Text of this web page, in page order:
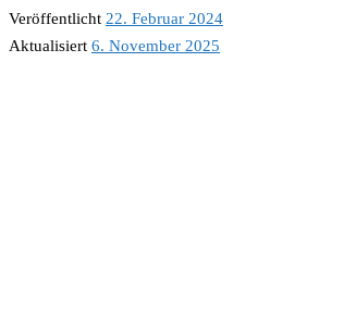
Veröffentlicht 22. Februar 2024
Aktualisiert 6. November 2025